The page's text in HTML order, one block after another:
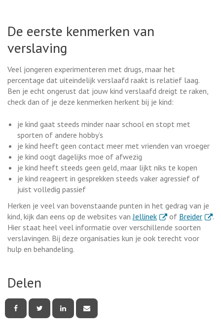
De eerste kenmerken van
verslaving
Veel jongeren experimenteren met drugs, maar het
percentage dat uiteindelijk verslaafd raakt is relatief laag.
Ben je echt ongerust dat jouw kind verslaafd dreigt te raken,
check dan of je deze kenmerken herkent bij je kind:
je kind gaat steeds minder naar school en stopt met
sporten of andere hobby’s
je kind heeft geen contact meer met vrienden van vroeger
je kind oogt dagelijks moe of afwezig
je kind heeft steeds geen geld, maar lijkt niks te kopen
je kind reageert in gesprekken steeds vaker agressief of
juist volledig passief
Herken je veel van bovenstaande punten in het gedrag van je
kind, kijk dan eens op de websites vanJellinek. Externe link
of Breider.
.
Hier staat heel veel informatie over verschillende soorten
verslavingen. Bij deze organisaties kun je ook terecht voor
hulp en behandeling.
Delen
deze deze deze deze